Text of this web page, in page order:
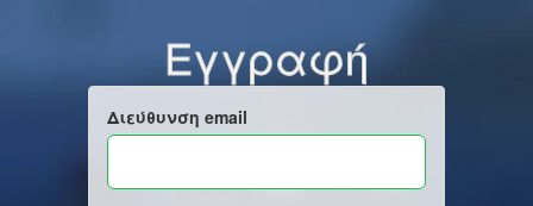
Εγγραφή
Διεύθυνση email